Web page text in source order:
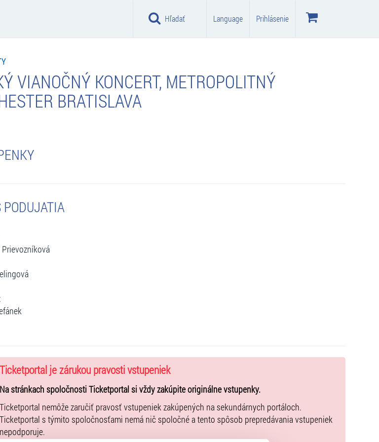
Hľadať Language Prihlásenie
VIANOČNÝ KONCERT, METROPOLITNÝ
BRATISLAVA
PODUJATIA
Ticketportal je zárukou pravosti vstupeniek
Na stránkach spoločnosti Ticketportal si vždy zakúpite originálne vstupenky.
Ticketportal nemôže zaručiť pravosť vstupeniek zakúpených na sekundárnych portáloch.
Ticketportal s týmito spoločnosťami nemá nič spoločné a tento spôsob prepredávania vstupeniek
nepodporuje.